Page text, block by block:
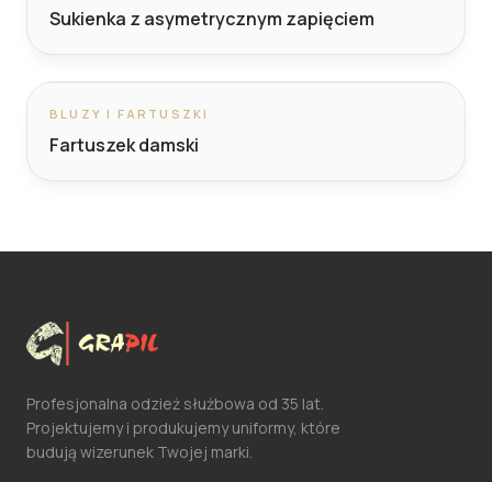
Sukienka z asymetrycznym zapięciem
BLUZY I FARTUSZKI
Fartuszek damski
Profesjonalna odzież służbowa od 35 lat.
Projektujemy i produkujemy uniformy, które
budują wizerunek Twojej marki.